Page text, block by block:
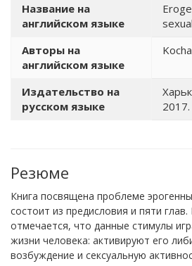
Название на
английском языке
Авторы на
английском языке
Издательство на
русском языке
2017.
Резюме
Книга посвящена проблеме
состоит из предисловия и пяти
отмечается, что данные стимулы
жизни человека: активируют его
возбуждение и сексуальную